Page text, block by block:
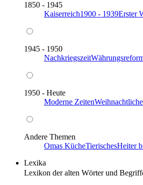
1850 - 1945
Kaiserreich1900 - 1939Erster
1945 - 1950
Nachkriegszeit
1950 - Heute
Moderne Zeiten
Andere Themen
Omas KücheTierischesHeiter
Lexika
Lexikon der alten Wörter und